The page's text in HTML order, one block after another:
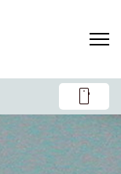
smartphone